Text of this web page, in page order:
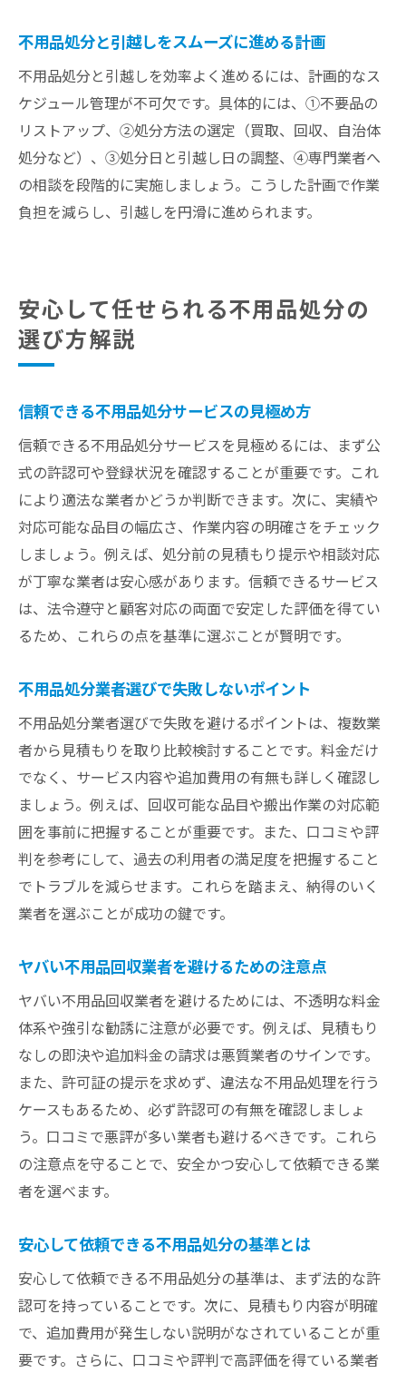
不用品処分と引越しをスムーズに進める計画
不用品処分と引越しを効率よく進めるには、計画的なス
ケジュール管理が不可欠です。具体的には、①不要品の
リストアップ、②処分方法の選定（買取、回収、自治体
処分など）、③処分日と引越し日の調整、④専門業者へ
の相談を段階的に実施しましょう。こうした計画で作業
負担を減らし、引越しを円滑に進められます。
安心して任せられる不用品処分の
選び方解説
信頼できる不用品処分サービスの見極め方
信頼できる不用品処分サービスを見極めるには、まず公
式の許認可や登録状況を確認することが重要です。これ
により適法な業者かどうか判断できます。次に、実績や
対応可能な品目の幅広さ、作業内容の明確さをチェック
しましょう。例えば、処分前の見積もり提示や相談対応
が丁寧な業者は安心感があります。信頼できるサービス
は、法令遵守と顧客対応の両面で安定した評価を得てい
るため、これらの点を基準に選ぶことが賢明です。
不用品処分業者選びで失敗しないポイント
不用品処分業者選びで失敗を避けるポイントは、複数業
者から見積もりを取り比較検討することです。料金だけ
でなく、サービス内容や追加費用の有無も詳しく確認し
ましょう。例えば、回収可能な品目や搬出作業の対応範
囲を事前に把握することが重要です。また、口コミや評
判を参考にして、過去の利用者の満足度を把握すること
でトラブルを減らせます。これらを踏まえ、納得のいく
業者を選ぶことが成功の鍵です。
ヤバい不用品回収業者を避けるための注意点
ヤバい不用品回収業者を避けるためには、不透明な料金
体系や強引な勧誘に注意が必要です。例えば、見積もり
なしの即決や追加料金の請求は悪質業者のサインです。
また、許可証の提示を求めず、違法な不用品処理を行う
ケースもあるため、必ず許認可の有無を確認しましょ
う。口コミで悪評が多い業者も避けるべきです。これら
の注意点を守ることで、安全かつ安心して依頼できる業
者を選べます。
安心して依頼できる不用品処分の基準とは
安心して依頼できる不用品処分の基準は、まず法的な許
認可を持っていることです。次に、見積もり内容が明確
で、追加費用が発生しない説明がなされていることが重
要です。さらに、口コミや評判で高評価を得ている業者